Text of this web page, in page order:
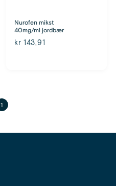
Nurofen mikst
40mg/ml jordbær
kr 143,91
1